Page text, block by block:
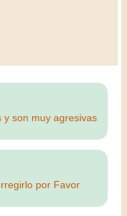
y son muy agresivas
por Favor